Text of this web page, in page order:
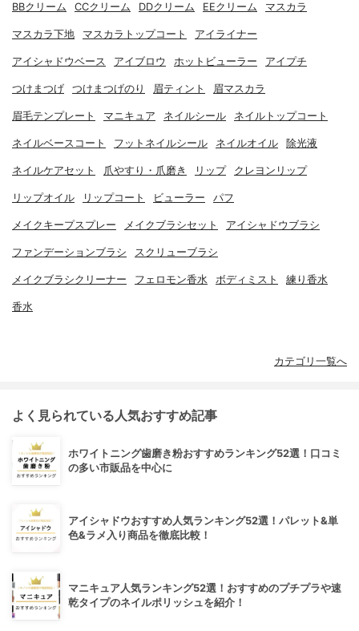
BBクリーム CCクリーム DDクリーム EEクリーム マスカラ
マスカラ下地 マスカラトップコート アイライナー
アイシャドウベース アイブロウ ホットビューラー アイプチ
つけまつげ つけまつげのり 眉ティント 眉マスカラ
眉毛テンプレート マニキュア ネイルシール ネイルトップコート
ネイルベースコート フットネイルシール ネイルオイル 除光液
ネイルケアセット 爪やすり・爪磨き リップ クレヨンリップ
リップオイル リップコート ビューラー パフ
メイクキープスプレー メイクブラシセット アイシャドウブラシ
ファンデーションブラシ スクリューブラシ
メイクブラシクリーナー フェロモン香水 ボディミスト 練り香水
香水
カテゴリ一覧へ
よく見られている人気おすすめ記事
ホワイトニング歯磨き粉おすすめランキング52選！口コミ
の多い市販品を中心に
アイシャドウおすすめ人気ランキング52選！パレット&単
色&ラメ入り商品を徹底比較！
マニキュア人気ランキング52選！おすすめのプチプラや速
乾タイプのネイルポリッシュを紹介！